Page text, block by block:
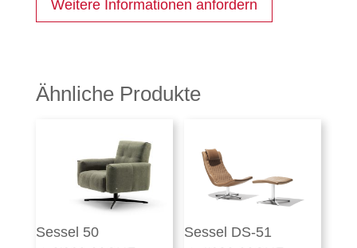
Weitere Informationen anfordern
Ähnliche Produkte
Sessel 50
Sessel DS-51